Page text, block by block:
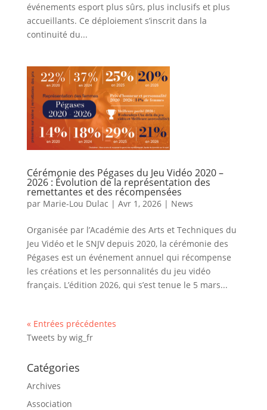
événements esport plus sûrs, plus inclusifs et plus
accueillants. Ce déploiement s’inscrit dans la
continuité du...
Cérémonie des Pégases du Jeu Vidéo 2020 –
2026 : Évolution de la représentation des
remettantes et des récompensées
par Marie-Lou Dulac | Avr 1, 2026| News
Organisée par l’Académie des Arts et Techniques du
Jeu Vidéo et le SNJV depuis 2020, la cérémonie des
Pégases est un événement annuel qui récompense
les créations et les personnalités du jeu vidéo
français. L’édition 2026, qui s’est tenue le 5 mars...
« Entrées précédentes
Tweets by wig_fr
Catégories
Archives
Association